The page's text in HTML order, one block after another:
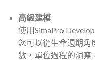
高級建模
使用SimaPro
您可以從生命週期角
數，單位過程的洞察